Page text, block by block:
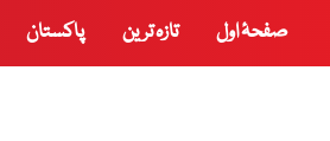
صفحۂ اول تازہ ترین پاکستان